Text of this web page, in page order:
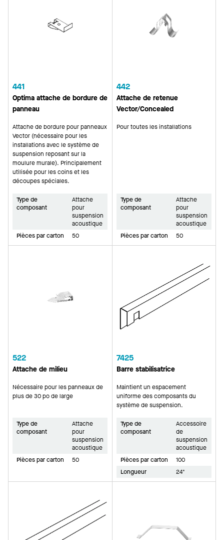
441
Optima attache de bordure de
panneau
Attache de bordure pour panneaux
Vector (nécessaire pour les
installations avec le système de
suspension reposant sur la
moulure murale). Principalement
utilisée pour les coins et les
découpes spéciales.
Type de
composant
Attache
pour
suspension
acoustique
Pièces par carton
50
442
Attache de retenue
Vector/Concealed
Pour toutes les installations
Type de
composant
Attache
pour
suspension
acoustique
Pièces par carton
50
522
Attache de milieu
Nécessaire pour les panneaux de
plus de 30 po de large
Type de
composant
Attache
pour
suspension
acoustique
Pièces par carton
50
7425
Barre stabilisatrice
Maintient un espacement
uniforme des composants du
système de suspension.
Type de
composant
Accessoire
de
suspension
acoustique
Pièces par carton
100
Longueur
24"